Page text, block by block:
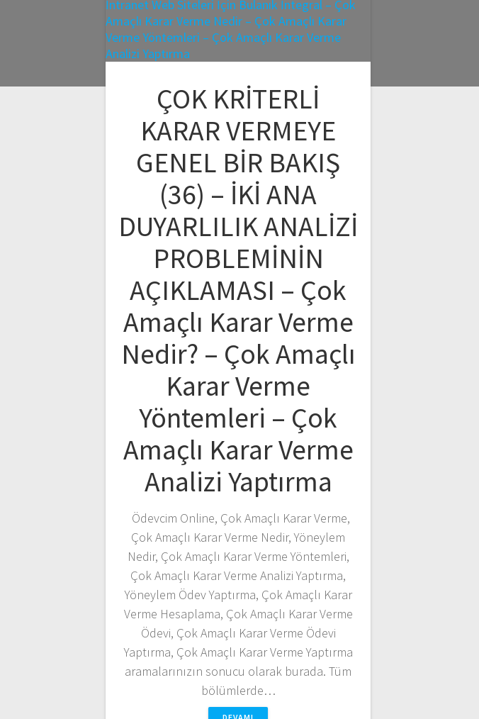
ÇOK KRİTERLİ
KARAR VERMEYE
GENEL BİR BAKIŞ
(36) – İKİ ANA
DUYARLILIK ANALİZİ
PROBLEMİNİN
AÇIKLAMASI – Çok
Amaçlı Karar Verme
Nedir? – Çok Amaçlı
Karar Verme
Yöntemleri – Çok
Amaçlı Karar Verme
Analizi Yaptırma
Ödevcim Online, Çok Amaçlı Karar Verme,
Çok Amaçlı Karar Verme Nedir, Yöneylem
Nedir, Çok Amaçlı Karar Verme Yöntemleri,
Çok Amaçlı Karar Verme Analizi Yaptırma,
Yöneylem Ödev Yaptırma, Çok Amaçlı Karar
Verme Hesaplama, Çok Amaçlı Karar Verme
Ödevi, Çok Amaçlı Karar Verme Ödevi
Yaptırma, Çok Amaçlı Karar Verme Yaptırma
aramalarınızın sonucu olarak burada. Tüm
bölümlerde…